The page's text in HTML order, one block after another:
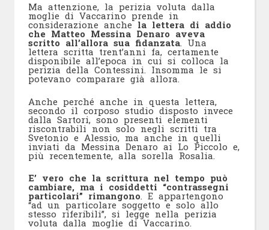
Ma attenzione, la perizia voluta dalla
moglie di Vaccarino prende in
considerazione anche la lettera di addio
che Matteo Messina Denaro aveva
scritto all’allora sua fidanzata. Una
lettera scritta trent’anni fa, certamente
disponibile all’epoca in cui si colloca la
perizia della Contessini. Insomma le si
potevano comparare già allora.
Anche perché anche in questa lettera,
secondo il corposo studio disposto invece
dalla Sartori, sono presenti elementi
riscontrabili non solo negli scritti tra
Svetonio e Alessio, ma anche in quelli
inviati da Messina Denaro ai Lo Piccolo e,
più recentemente, alla sorella Rosalia.
E’ vero che la scrittura nel tempo può
cambiare, ma i cosiddetti “contrassegni
particolari” rimangono. E appartengono
“ad un particolare soggetto e solo allo
stesso riferibili”, si legge nella perizia
voluta dalla moglie di Vaccarino.